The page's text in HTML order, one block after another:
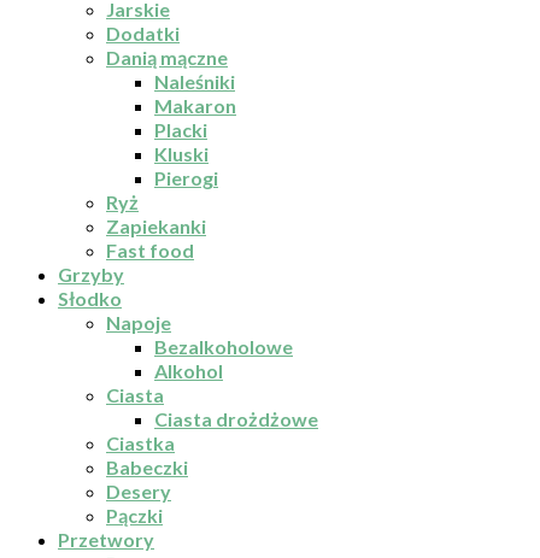
Jarskie
Dodatki
Danią mączne
Naleśniki
Makaron
Placki
Kluski
Pierogi
Ryż
Zapiekanki
Fast food
Grzyby
Słodko
Napoje
Bezalkoholowe
Alkohol
Ciasta
Ciasta drożdżowe
Ciastka
Babeczki
Desery
Pączki
Przetwory